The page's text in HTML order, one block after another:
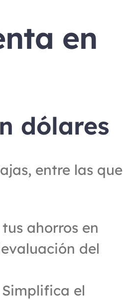
en
dólares
entre las que
ahorros en
del
Simplifica el